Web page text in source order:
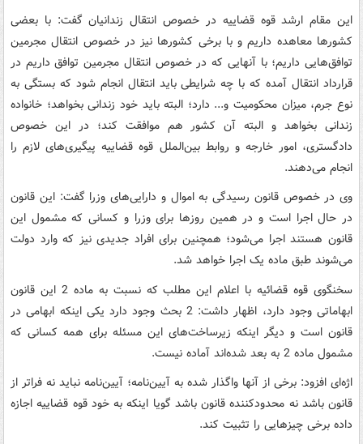
این مقام ارشد قوه قضاییه در خصوص انتقال زندانیان گفت: با بعضی
کشورها معاهده داریم و با برخی کشورها نیز در خصوص انتقال مجرمین
توافق‌هایی داریم؛ با آنهایی که در خصوص انتقال مجرمین توافق داریم در
قرارداد انتقال آمده که با چه شرایطی باید انتقال انجام شود که بستگی به
نوع جرم، میزان محکومیت و... دارد؛ البته باید خود زندانی بخواهد؛ خانواده
زندانی بخواهد و البته آن کشور هم موافقت کند؛ در این خصوص
دادگستری، امور خارجه و روابط بین‌الملل قوه قضاییه پیگیری‌های لازم را
انجام می‌دهند.
وی در خصوص قانون رسیدگی به اموال و دارایی‌های وزرا گفت: این قانون
در حال اجرا است و در همین روزها برای وزرا و کسانی که مشمول این
قانون هستند اجرا می‌شود؛ همچنین برای افراد جدیدی نیز که وارد دولت
می‌شوند طبق ماده یک اجرا خواهد شد.
سخنگوی قوه قضائیه با اعلام این مطلب که نسبت به ماده 2 این قانون
ابهاماتی وجود دارد، اظهار داشت: 2 بحث وجود دارد یکی اینکه ابهامی در
قانون است و دیگر اینکه زیرساخت‌های این مسئله برای همه کسانی که
مشمول ماده 2 به بعد شده‌اند آماده نیست.
اژه‌ای افزود: برخی از آنها واگذار شده به آیین‌نامه؛ آیین‌نامه نباید نه فراتر از
قانون باشد نه محدودکننده قانون باشد گویا اینکه به خود قوه قضاییه اجازه
داده برخی چیزهایی را تثبیت کند.